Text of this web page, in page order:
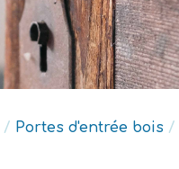
/ Portes d'entrée bois /